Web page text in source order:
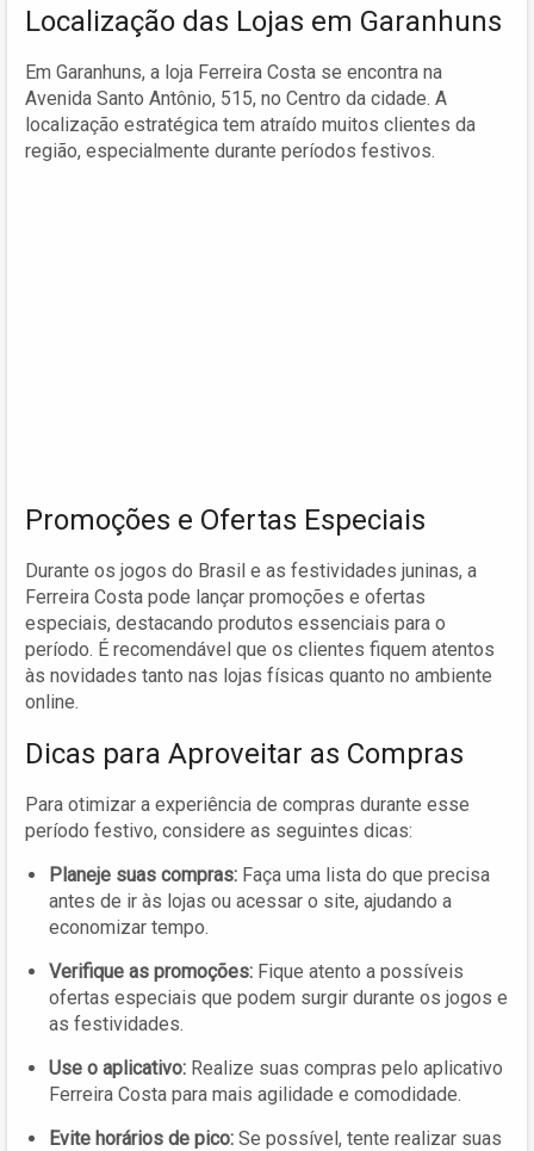
Localização das Lojas em Garanhuns
Em Garanhuns, a loja Ferreira Costa se encontra na
Avenida Santo Antônio, 515, no Centro da cidade. A
localização estratégica tem atraído muitos clientes da
região, especialmente durante períodos festivos.
Promoções e Ofertas Especiais
Durante os jogos do Brasil e as festividades juninas, a
Ferreira Costa pode lançar promoções e ofertas
especiais, destacando produtos essenciais para o
período. É recomendável que os clientes fiquem atentos
às novidades tanto nas lojas físicas quanto no ambiente
online.
Dicas para Aproveitar as Compras
Para otimizar a experiência de compras durante esse
período festivo, considere as seguintes dicas:
Planeje suas compras: Faça uma lista do que precisa
antes de ir às lojas ou acessar o site, ajudando a
economizar tempo.
Verifique as promoções: Fique atento a possíveis
ofertas especiais que podem surgir durante os jogos e
as festividades.
Use o aplicativo: Realize suas compras pelo aplicativo
Ferreira Costa para mais agilidade e comodidade.
Evite horários de pico: Se possível, tente realizar suas